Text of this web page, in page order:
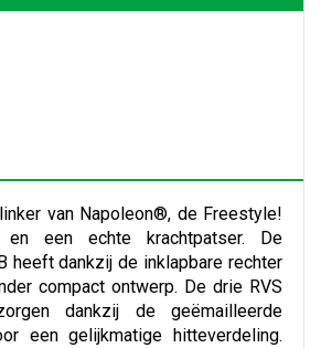
van Napoleon®, de Freestyle!
een echte krachtpatser. De
heeft dankzij de inklapbare rechter
compact ontwerp. De drie RVS
dankzij de geëmailleerde
een gelijkmatige hitteverdeling.